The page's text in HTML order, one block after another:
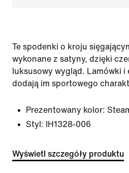
Te spodenki o kroju
wykonane z satyny, dzięki
luksusowy wygląd. Lamówki
dodają im sportowego
Prezentowany kolor:
Styl:
IH1328-006
Wyświetl szczegóły produktu